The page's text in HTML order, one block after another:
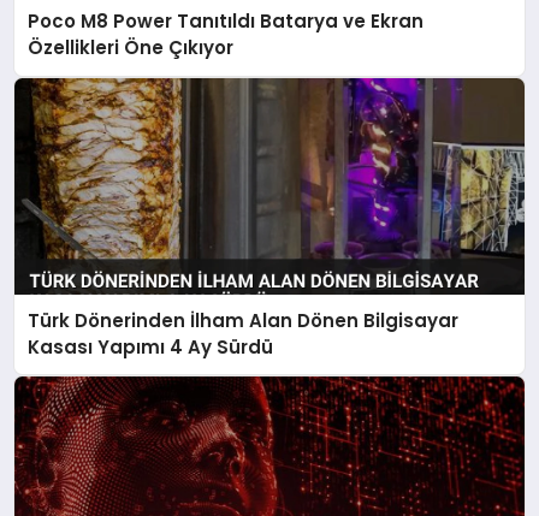
Poco M8 Power Tanıtıldı Batarya ve Ekran
Özellikleri Öne Çıkıyor
Türk Dönerinden İlham Alan Dönen Bilgisayar
Kasası Yapımı 4 Ay Sürdü